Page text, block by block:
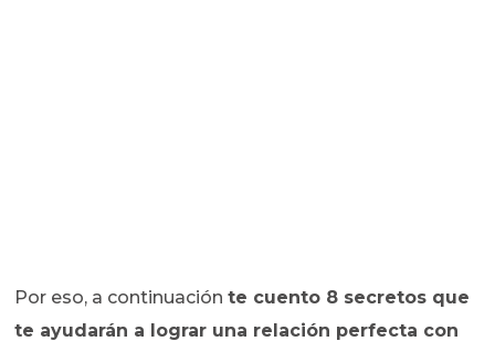
Por eso, a continuaciónte cuento 8 secretos que
te ayudarán a lograr una relación perfecta con